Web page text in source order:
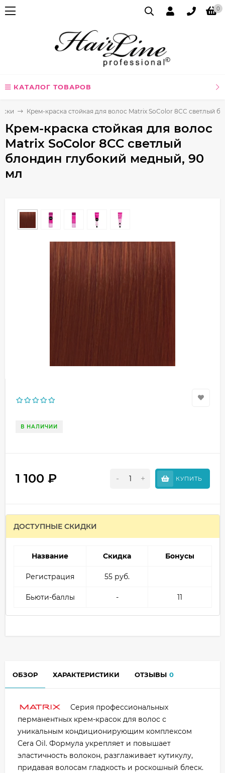
0
КАТАЛОГ ТОВАРОВ
Крем-краска стойкая для волос Matrix SoColor 8CC светлый
Крем-краска стойкая для волос
Matrix SoColor 8CC светлый
блондин глубокий медный, 90
мл
В НАЛИЧИИ
1 100 ₽ - + КУПИТЬ
ДОСТУПНЫЕ СКИДКИ
Название Скидка Бонусы
Регистрация 55 руб.
Бьюти-баллы - 11
ОБЗОР ХАРАКТЕРИСТИКИ ОТЗЫВЫ 0
Серия профессиональных
перманентных крем-красок для волос с
уникальным кондиционирующим комплексом
Cera Oil. Формула укрепляет и повышает
эластичность волокон, разглаживает кутикулу,
придавая волосам гладкость и роскошный блеск.